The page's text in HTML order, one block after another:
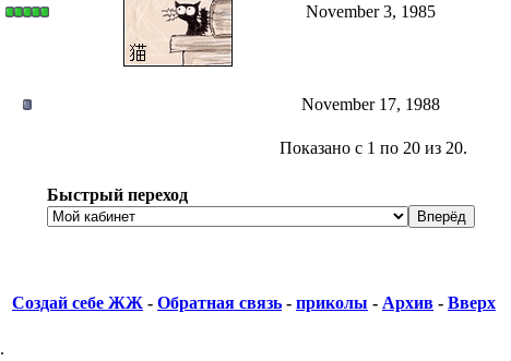
November 3, 1985
November 17, 1988
Показано с 1 по 20 из 20.
Быстрый переход
Создай себе ЖЖ - Обратная связь - приколы - Архив - Вверх
.